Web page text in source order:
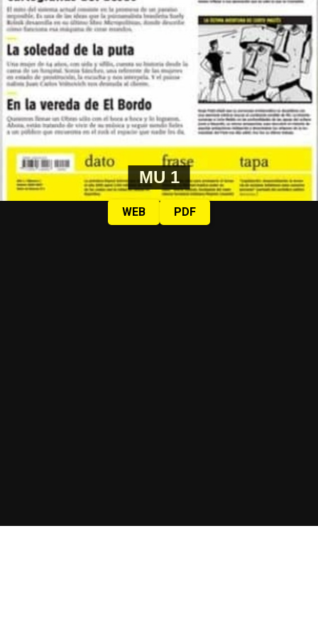
MU 1
WEB PDF